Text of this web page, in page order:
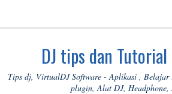
DJ tips dan
Tips dj, VirtualDJ Software - Aplikasi ,
plugin, Alat DJ, Headphone,